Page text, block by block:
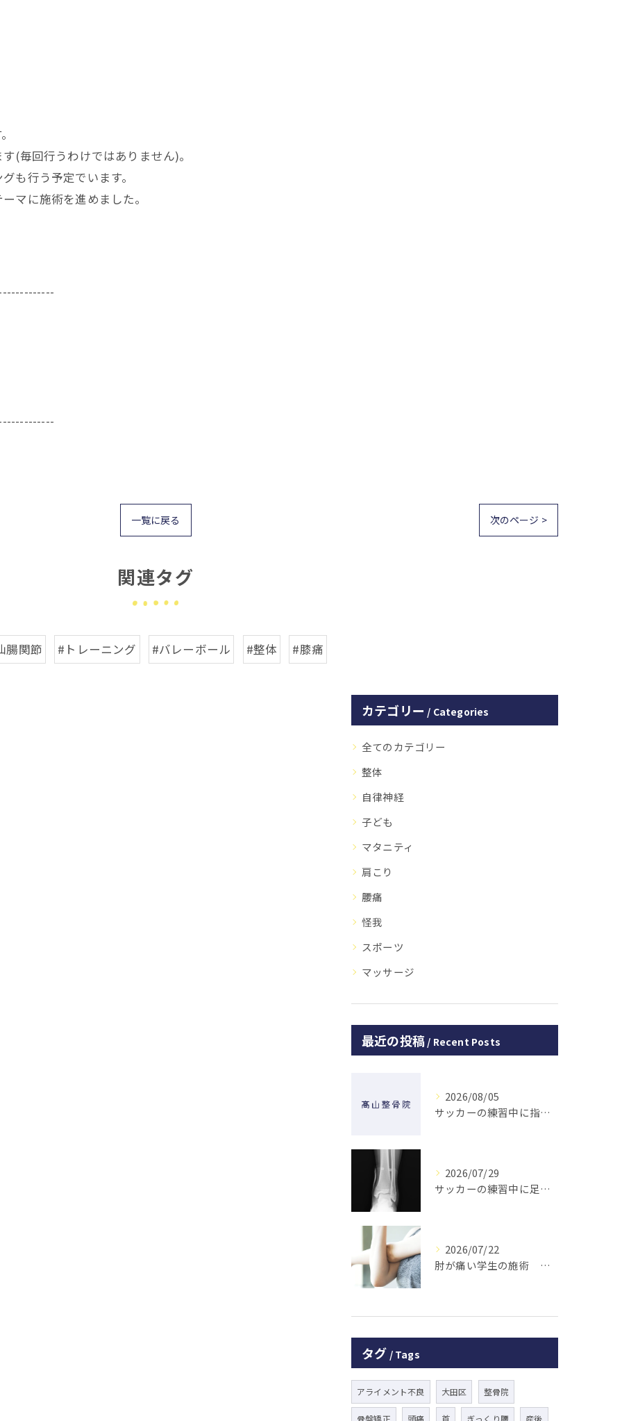
(毎回行うわけではありません)。
も行う予定でいます。
マに施術を進めました。
一覧に戻る 次のページ >
関連タグ
腸関節 #トレーニング #バレーボール #整体 #膝痛
カテゴリー Categories
全てのカテゴリー
整体
自律神経
子ども
マタニティ
肩こり
腰痛
怪我
スポーツ
マッサージ
最近の投稿 Recent Posts
2026/08/05
サッカーの練習中に指を突き指して怪我した学生の初回対応と施術 大鳥居にある整骨院
2026/07/29
サッカーの練習中に足の怪我をした学生の初回対応と施術 大鳥居にある整骨院
2026/07/22
肘が痛い学生の施術 大鳥居にある整骨院
タグ Tags
アライメント不良 大田区 整骨院
骨盤矯正 頭痛 首 ぎっくり腰 産後